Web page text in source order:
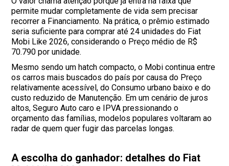
permite mudar completamente de vida sem precisar
recorrer a Financiamento. Na prática, o prêmio estimado
seria suficiente para comprar até 24 unidades do Fiat
Mobi Like 2026, considerando o Preço médio de R$
70.790 por unidade.
Mesmo sendo um hatch compacto, o Mobi continua entre
os carros mais buscados do país por causa do Preço
relativamente acessível, do Consumo urbano baixo e do
custo reduzido de Manutenção. Em um cenário de juros
altos, Seguro Auto caro e IPVA pressionando o
orçamento das famílias, modelos populares voltaram ao
radar de quem quer fugir das parcelas longas.
A escolha do ganhador: detalhes do Fiat